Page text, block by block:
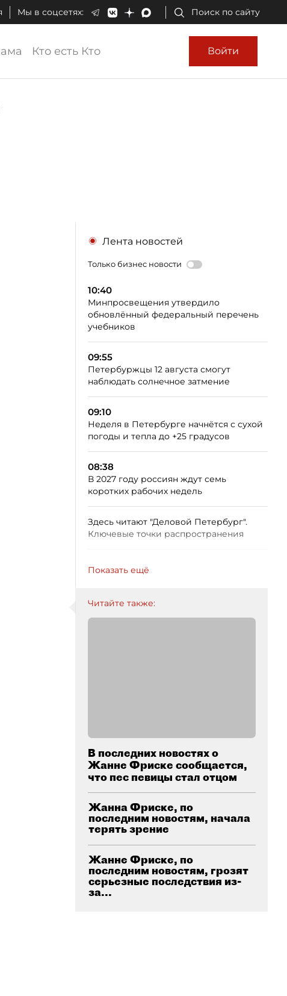
Мы в соцсетях: Поиск по сайту
Кто есть Кто Войти
Лента новостей
Только бизнес новости
10:40
Минпросвещения утвердило
обновлённый федеральный перечень
учебников
09:55
Петербуржцы 12 августа смогут
наблюдать солнечное затмение
09:10
Неделя в Петербурге начнётся с сухой
погоды и тепла до +25 градусов
08:38
В 2027 году россиян ждут семь
коротких рабочих недель
Здесь читают "Деловой Петербург".
Ключевые точки распространения
Показать ещё
Читайте также:
В последних новостях о
Жанне Фриске сообщается,
что пес певицы стал отцом
Жанна Фриске, по
последним новостям, начала
терять зрение
Жанне Фриске, по
последним новостям, грозят
серьезные последствия из-
за...